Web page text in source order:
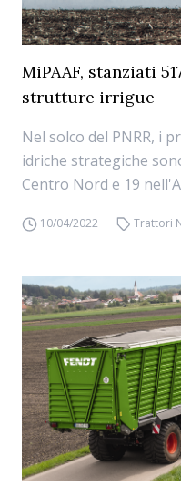
MiPAAF, stanziati
strutture irrigue
Nel solco del PNRR, i
idriche strategiche
Centro Nord e 19
10/04/2022 Trattori